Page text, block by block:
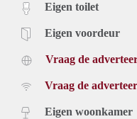
Eigen toilet
Eigen voordeur
Vraag de
Vraag de
Eigen woonkamer